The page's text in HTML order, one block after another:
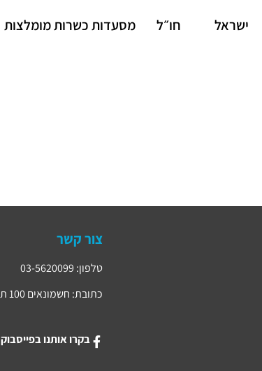
ישראל חו״ל מסעדות כשרות מומלצות
צור קשר
טלפון: 03-5620099
כתובת: חשמונאים 100 תל אביב
בקרו אותנו בפייסבוק